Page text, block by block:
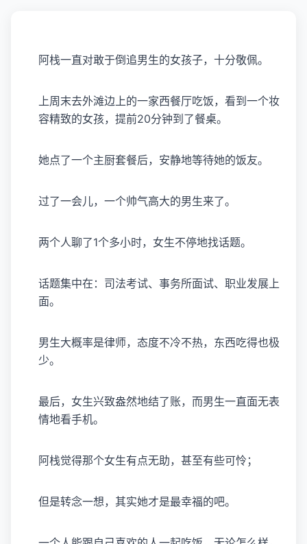
阿栈一直对敢于倒追男生的女孩子，十分敬佩。
上周末去外滩边上的一家西餐厅吃饭，看到一个妆
容精致的女孩，提前20分钟到了餐桌。
她点了一个主厨套餐后，安静地等待她的饭友。
过了一会儿，一个帅气高大的男生来了。
两个人聊了1个多小时，女生不停地找话题。
话题集中在：司法考试、事务所面试、职业发展上
面。
男生大概率是律师，态度不冷不热，东西吃得也极
少。
最后，女生兴致盎然地结了账，而男生一直面无表
情地看手机。
阿栈觉得那个女生有点无助，甚至有些可怜；
但是转念一想，其实她才是最幸福的吧。